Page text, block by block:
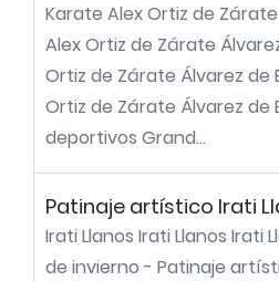
Karate Alex Ortiz de
Alex Ortiz de Zárate
Ortiz de Zárate Álvarez de
Ortiz de Zárate Álvarez de
deportivos Grand...
Patinaje artístico Irati
Irati Llanos Irati Llanos Irati
de invierno - Patinaje